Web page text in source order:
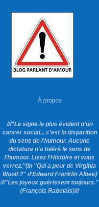
À propos
///"Le signe le plus évident d'un
cancer social... c'est la disparition
du sens de l'humour. Aucune
dictature n'a toléré le sens de
l'humour. Lisez l'Histoire et vous
verrez."(in "Qui a peur de Virginia
Woolf ?"d'Edward Franklin Albee)
///"Les joyeux guérissent toujours."
(François Rabelais)///